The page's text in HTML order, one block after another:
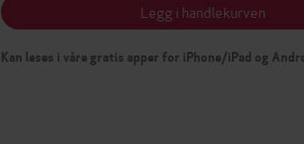
Legg i handlekurven
Kan leses i våre gratis apper for iPhone/iPad og